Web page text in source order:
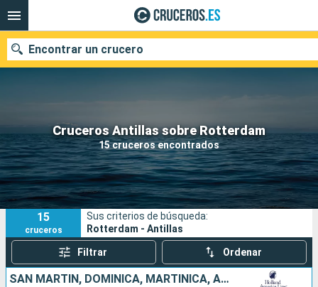
Cruceros Antillas sobre Rotterdam
15 cruceros encontrados
Encontrar un crucero
Nuestros destinos
Fecha de salida
Puertos Compañías
Buscar
15
cruceros
Sus criterios de búsqueda:
Rotterdam - Antillas
Filtrar Ordenar
SAN MARTÍN, DOMINICA, MARTINICA, ANTIGUA Y BARBUDA, TÓRTOLA, BAHAMAS, ESTADOS UNIDOS